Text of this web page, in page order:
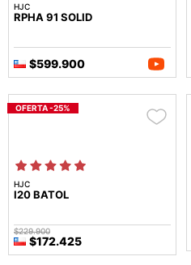
HJC
RPHA 91 SOLID
$599.900
OFERTA -25%
HJC
I20 BATOL
$172.425
$229.900